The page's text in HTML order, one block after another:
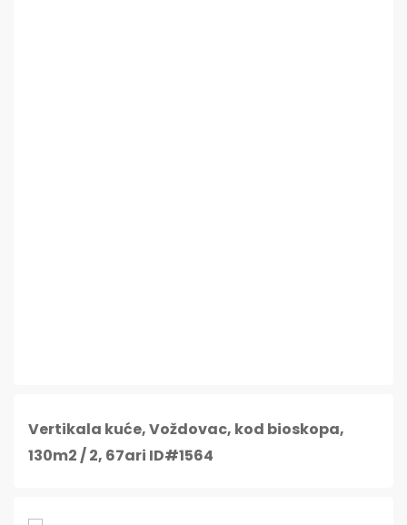
Vertikala kuće, Voždovac, kod bioskopa,
130m2 / 2, 67ari ID#1564